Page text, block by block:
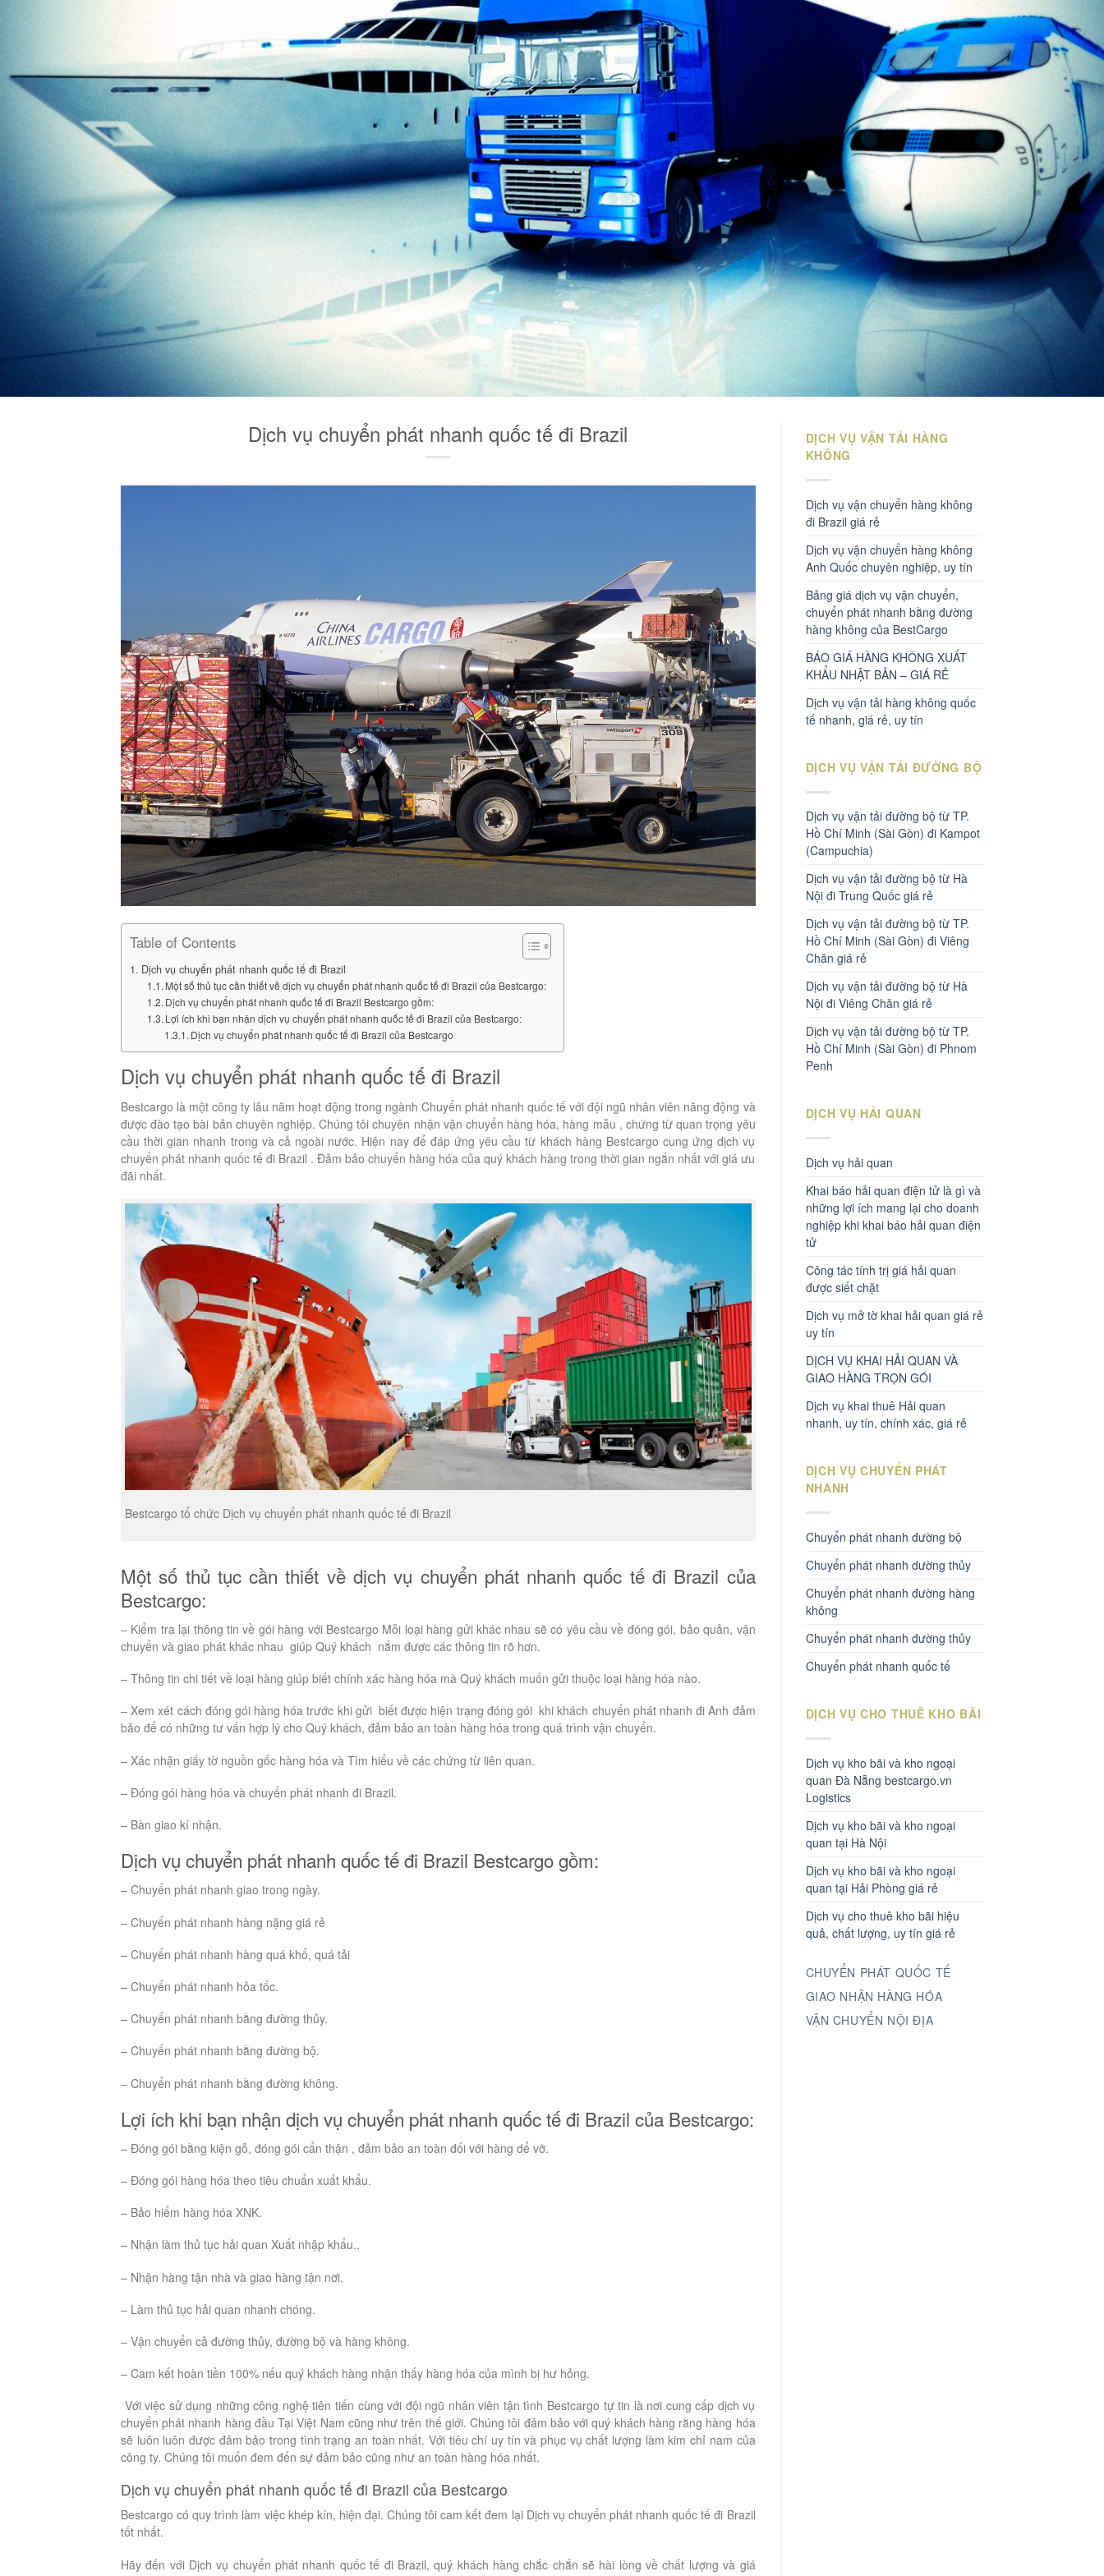
Dịch vụ chuyển phát nhanh quốc tế đi Brazil
Table of Contents
Dịch vụ chuyển phát nhanh quốc tế đi Brazil
Một số thủ tục cần thiết về dịch vụ chuyển phát nhanh quốc tế đi Brazil của Bestcargo:
Dịch vụ chuyển phát nhanh quốc tế đi Brazil Bestcargo gồm:
Lợi ích khi bạn nhận dịch vụ chuyển phát nhanh quốc tế đi Brazil của Bestcargo:
Dịch vụ chuyển phát nhanh quốc tế đi Brazil của Bestcargo
Dịch vụ chuyển phát nhanh quốc tế đi Brazil
Bestcargo là một công ty lâu năm hoạt động trong ngành Chuyển phát nhanh quốc tế với đội ngũ nhân viên năng động và
được đào tạo bài bản chuyên nghiệp. Chúng tôi chuyên nhận vận chuyển hàng hóa, hàng mẫu , chứng từ quan trọng yêu
cầu thời gian nhanh trong và cả ngoài nước. Hiện nay để đáp ứng yêu cầu từ khách hàng Bestcargo cung ứng dịch vụ
chuyển phát nhanh quốc tế đi Brazil . Đảm bảo chuyển hàng hóa của quý khách hàng trong thời gian ngắn nhất với giá ưu
đãi nhất.
Bestcargo tổ chức Dịch vụ chuyển phát nhanh quốc tế đi Brazil
Một số thủ tục cần thiết về dịch vụ chuyển phát nhanh quốc tế đi Brazil của
Bestcargo:
– Kiểm tra lại thông tin về gói hàng với Bestcargo Mỗi loại hàng gửi khác nhau sẽ có yêu cầu về đóng gói, bảo quản, vận
chuyển và giao phát khác nhau giúp Quý khách nắm được các thông tin rõ hơn.
– Thông tin chi tiết về loại hàng giúp biết chính xác hàng hóa mà Quý khách muốn gửi thuộc loại hàng hóa nào.
– Xem xét cách đóng gói hàng hóa trước khi gửi biết được hiện trạng đóng gói khi khách chuyển phát nhanh đi Anh đảm
bảo để có những tư vấn hợp lý cho Quý khách, đảm bảo an toàn hàng hóa trong quá trình vận chuyển.
– Xác nhận giấy tờ nguồn gốc hàng hóa và Tìm hiểu về các chứng từ liên quan.
– Đóng gói hàng hóa và chuyển phát nhanh đi Brazil.
– Bàn giao kí nhận.
Dịch vụ chuyển phát nhanh quốc tế đi Brazil Bestcargo gồm:
– Chuyển phát nhanh giao trong ngày.
– Chuyển phát nhanh hàng nặng giá rẻ
– Chuyển phát nhanh hàng quá khổ, quá tải
– Chuyển phát nhanh hỏa tốc.
– Chuyển phát nhanh bằng đường thủy.
– Chuyển phát nhanh bằng đường bộ.
– Chuyển phát nhanh bằng đường không.
Lợi ích khi bạn nhận dịch vụ chuyển phát nhanh quốc tế đi Brazil của Bestcargo:
– Đóng gói bằng kiện gỗ, đóng gói cẩn thận , đảm bảo an toàn đối với hàng dể vỡ.
– Đóng gói hàng hóa theo tiêu chuẩn xuất khẩu.
– Bảo hiểm hàng hóa XNK.
– Nhận làm thủ tục hải quan Xuất nhập khẩu..
– Nhận hàng tận nhà và giao hàng tận nơi.
– Làm thủ tục hải quan nhanh chóng.
– Vận chuyển cả đường thủy, đường bộ và hàng không.
– Cam kết hoàn tiền 100% nếu quý khách hàng nhận thấy hàng hóa của mình bị hư hỏng.
Với việc sử dụng những công nghệ tiên tiến cùng với đội ngũ nhân viên tận tình Bestcargo tự tin là nơi cung cấp dịch vụ
chuyển phát nhanh hàng đầu Tại Việt Nam cũng như trên thế giới. Chúng tôi đảm bảo với quý khách hàng rằng hàng hóa
sẽ luôn luôn được đảm bảo trong tình trạng an toàn nhất. Với tiêu chí uy tín và phục vụ chất lượng làm kim chỉ nam của
công ty. Chúng tôi muốn đem đến sự đảm bảo cũng như an toàn hàng hóa nhất.
Dịch vụ chuyển phát nhanh quốc tế đi Brazil của Bestcargo
Bestcargo có quy trình làm việc khép kín, hiện đại. Chúng tôi cam kết đem lại Dịch vụ chuyển phát nhanh quốc tế đi Brazil
tốt nhất.
Hãy đến với Dịch vụ chuyển phát nhanh quốc tế đi Brazil, quý khách hàng chắc chắn sẽ hài lòng về chất lượng và giá
DỊCH VỤ VẬN TẢI HÀNG
KHÔNG
Dịch vụ vận chuyển hàng không
đi Brazil giá rẻ
Dịch vụ vận chuyển hàng không
Anh Quốc chuyên nghiệp, uy tín
Bảng giá dịch vụ vận chuyển,
chuyển phát nhanh bằng đường
hàng không của BestCargo
BÁO GIÁ HÀNG KHÔNG XUẤT
KHẨU NHẬT BẢN – GIÁ RẺ
Dịch vụ vận tải hàng không quốc
tế nhanh, giá rẻ, uy tín
DỊCH VỤ VẬN TẢI ĐƯỜNG BỘ
Dịch vụ vận tải đường bộ từ TP.
Hồ Chí Minh (Sài Gòn) đi Kampot
(Campuchia)
Dịch vụ vận tải đường bộ từ Hà
Nội đi Trung Quốc giá rẻ
Dịch vụ vận tải đường bộ từ TP.
Hồ Chí Minh (Sài Gòn) đi Viêng
Chăn giá rẻ
Dịch vụ vận tải đường bộ từ Hà
Nội đi Viêng Chăn giá rẻ
Dịch vụ vận tải đường bộ từ TP.
Hồ Chí Minh (Sài Gòn) đi Phnom
Penh
DỊCH VỤ HẢI QUAN
Dịch vụ hải quan
Khai báo hải quan điện tử là gì và
những lợi ích mang lại cho doanh
nghiệp khi khai báo hải quan điện
tử
Công tác tính trị giá hải quan
được siết chặt
Dịch vụ mở tờ khai hải quan giá rẻ
uy tín
DỊCH VỤ KHAI HẢI QUAN VÀ
GIAO HÀNG TRỌN GÓI
Dịch vụ khai thuê Hải quan
nhanh, uy tín, chính xác, giá rẻ
DỊCH VỤ CHUYỂN PHÁT
NHANH
Chuyển phát nhanh đường bộ
Chuyển phát nhanh dường thủy
Chuyển phát nhanh đường hàng
không
Chuyển phát nhanh đường thủy
Chuyển phát nhanh quốc tế
DỊCH VỤ CHO THUÊ KHO BÃI
Dịch vụ kho bãi và kho ngoại
quan Đà Nẵng bestcargo.vn
Logistics
Dịch vụ kho bãi và kho ngoại
quan tại Hà Nội
Dịch vụ kho bãi và kho ngoại
quan tại Hải Phòng giá rẻ
Dịch vụ cho thuê kho bãi hiệu
quả, chất lượng, uy tín giá rẻ
CHUYỂN PHÁT QUỐC TẾ
GIAO NHẬN HÀNG HÓA
VẬN CHUYỂN NỘI ĐỊA